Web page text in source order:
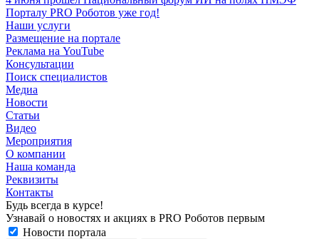
Порталу PRO Роботов уже год!
Наши услуги
Размещение на портале
Реклама на YouTube
Консультации
Поиск специалистов
Медиа
Новости
Статьи
Видео
Мероприятия
О компании
Наша команда
Реквизиты
Контакты
Будь всегда в курсе!
Узнавай о новостях и акциях в PRO Роботов первым
Новости портала